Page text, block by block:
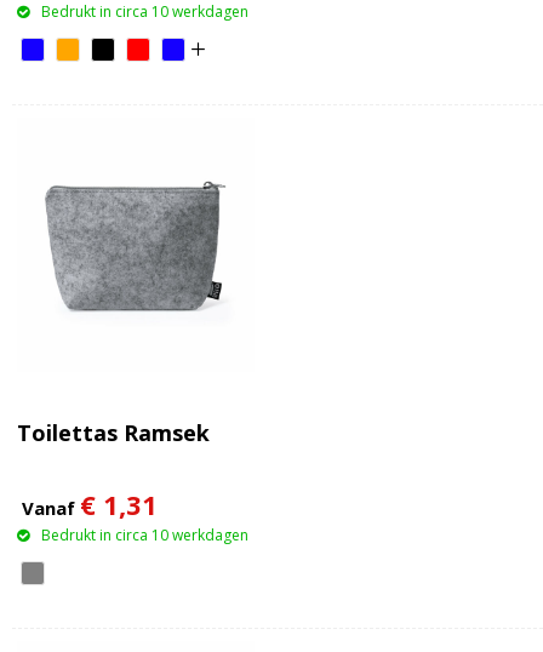
Bedrukt in circa 10 werkdagen
Toilettas Ramsek
Vanaf € 1,31
Bedrukt in circa 10 werkdagen